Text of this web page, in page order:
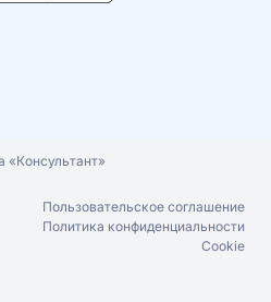
«Консультант»
Пользовательское соглашение
Политика конфиденциальности
Cookie